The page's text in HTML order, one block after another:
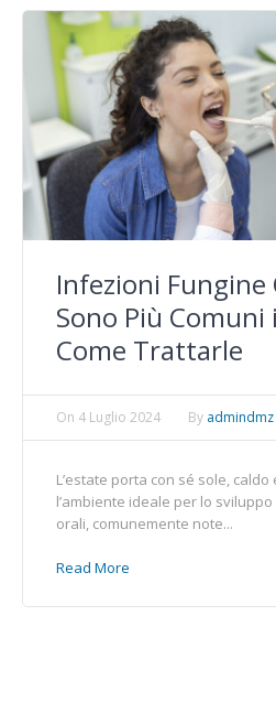
Infezioni Fungine
Sono Più Comuni
Come Trattarle
On 4 Luglio 2024 By admindmz
L’estate porta con sé sole,
l’ambiente ideale per lo
orali, comunemente note...
Read More